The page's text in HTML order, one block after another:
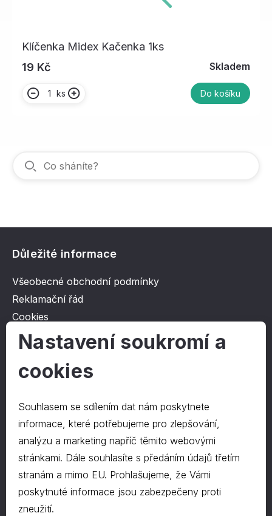
Klíčenka Midex Kačenka 1ks
19 Kč
Skladem
ks Do košíku
Důležité informace
Všeobecné obchodní podmínky
Reklamační řád
Cookies
Ochrana osobních údajů
O společnosti
Kontakt
O nás
Kontakty
577 222 666
©2024 PD-HRAPA s.r.o.
Nastavení soukromí a
cookies
Souhlasem se sdílením dat nám poskytnete
informace, které potřebujeme pro zlepšování,
analýzu a marketing napříč těmito webovými
stránkami. Dále souhlasíte s předáním údajů třetím
stranám a mimo EU. Prohlašujeme, že Vámi
poskytnuté informace jsou zabezpečeny proti
zneužití.